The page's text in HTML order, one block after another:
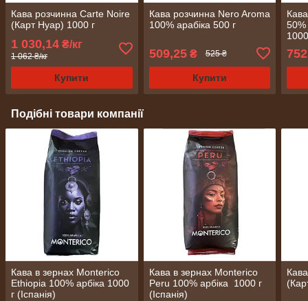
Кава розчинна Carte Noire
(Карт Нуар) 1000 г
1 030,14 ₴/кг
1 062 ₴/кг
Купити
Кава розчинна Nero Aroma
100% арабіка 500 г
509,25₴ 525 ₴
Купити
50%
Подібні товари компанії
Кава в зернах Monterico
Ethiopia 100% арбіка 1000
г (Іспанія)
Кава в зернах Monterico
Peru 100% арбіка 1000 г
(Іспанія)